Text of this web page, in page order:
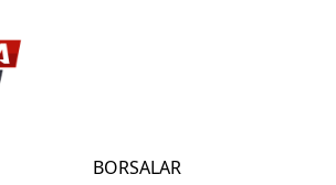
BORSALAR